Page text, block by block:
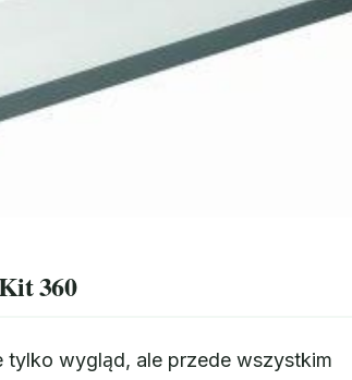
360
wygląd, ale przede wszystkim